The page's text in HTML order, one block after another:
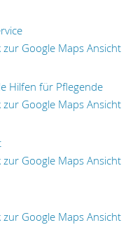
zur Google Maps Ansicht
Hilfen für Pflegende
zur Google Maps Ansicht
zur Google Maps Ansicht
zur Google Maps Ansicht